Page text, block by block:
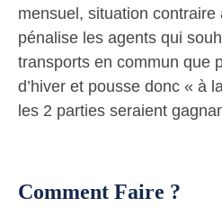
mensuel, situation contraire
pénalise les agents qui
transports en commun que
d’hiver et pousse donc « à
les 2 parties seraient
Comment Faire ?